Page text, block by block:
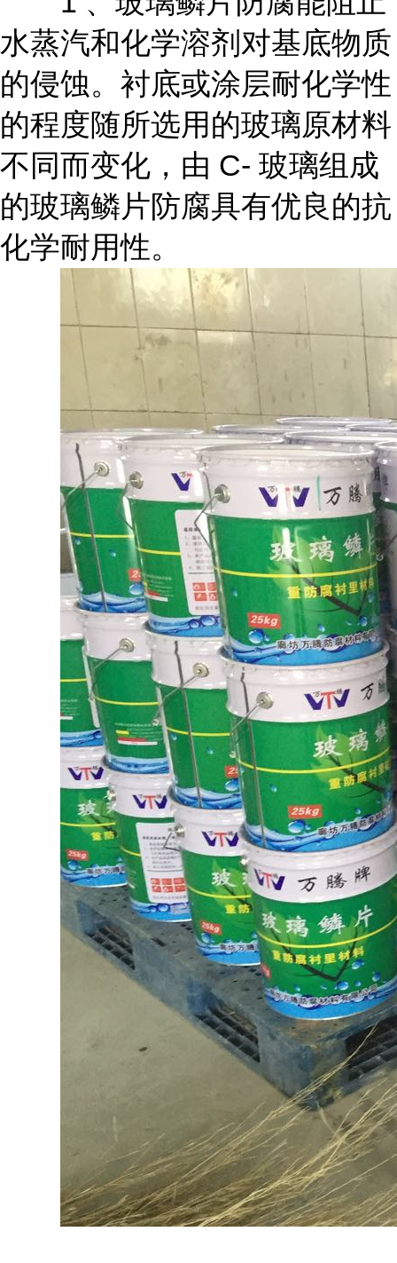
水蒸汽和化学溶剂对基底物质
的侵蚀。衬底或涂层耐化学性
的程度随所选用的玻璃原材料
不同而变化，由 C- 玻璃组成
的玻璃鳞片防腐具有优良的抗
化学耐用性。